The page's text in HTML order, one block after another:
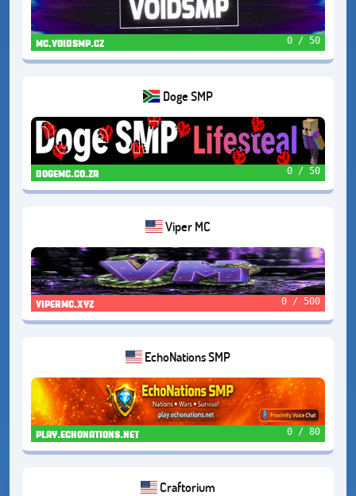
mc.voidsmp.cz 0 / 50
Doge SMP
dogemc.co.za 0 / 50
Viper MC
vipermc.xyz 0 / 500
EchoNations SMP
play.echonations.net 0 / 80
Craftorium